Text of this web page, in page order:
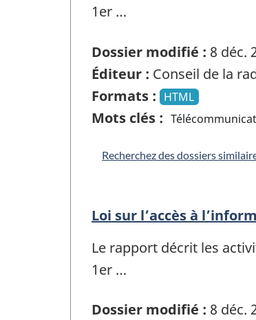
1er …
Dossier modifié : 8 déc.
Éditeur : Conseil de la
Formats : HTML
Mots clés :
Recherchez des dossiers
Loi sur l’accès à
Le rapport décrit les
1er …
Dossier modifié : 8 déc.